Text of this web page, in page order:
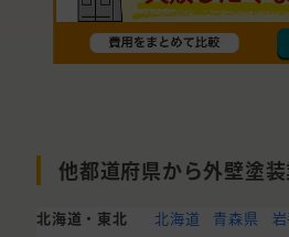
他都道府県から外壁塗
北海道・東北 北海道 青森県